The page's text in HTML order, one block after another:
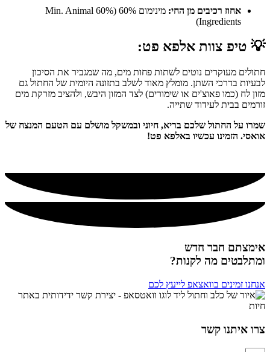
אחוז רכיבים מן החי:
מינימום 60% (60% Min. Animal
Ingredients)
💡 טיפ צוות אלפא פט:
חתולים מעוקרים נוטים לשתות פחות מים, מה שמגביר את הסיכון
לבעיות בדרכי השתן. מומלץ מאוד לשלב בתזונה היומית של החתול גם
מזון לח (כמו פאוצ'ים או שימורים) לצד המזון היבש, ולהציב מזרקת מים
זורמים בבית לעידוד שתייה.
שמרו על החתול שלכם בריא, חיוני ובמשקל מושלם עם הטעם המנצח של
אואסי. הזמינו עכשיו באלפא פט!
אימצתם חבר חדש
ומתלבטים מה לקנות?
אנחנו זמינים בוואצאפ לייעץ לכם
צרו איתנו קשר